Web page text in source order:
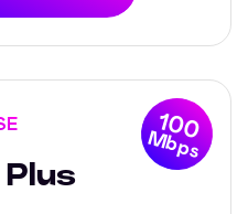
100
Mbps
Plus